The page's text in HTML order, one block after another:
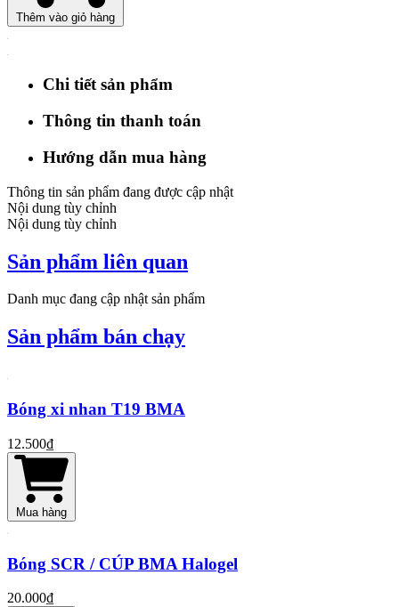
Thêm vào giỏ hàng
Chi tiết sản phẩm
Thông tin thanh toán
Hướng dẫn mua hàng
Thông tin sản phẩm đang được cập nhật
Nội dung tùy chỉnh
Nội dung tùy chỉnh
Sản phẩm liên quan
Danh mục đang cập nhật sản phẩm
Sản phẩm bán chạy
Bóng xi nhan T19 BMA
12.500₫
Mua hàng
Bóng SCR / CÚP BMA Halogel
20.000₫